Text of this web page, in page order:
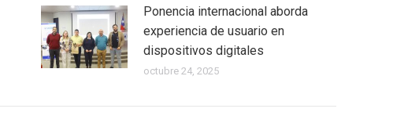
Ponencia internacional aborda
experiencia de usuario en
dispositivos digitales
octubre 24, 2025